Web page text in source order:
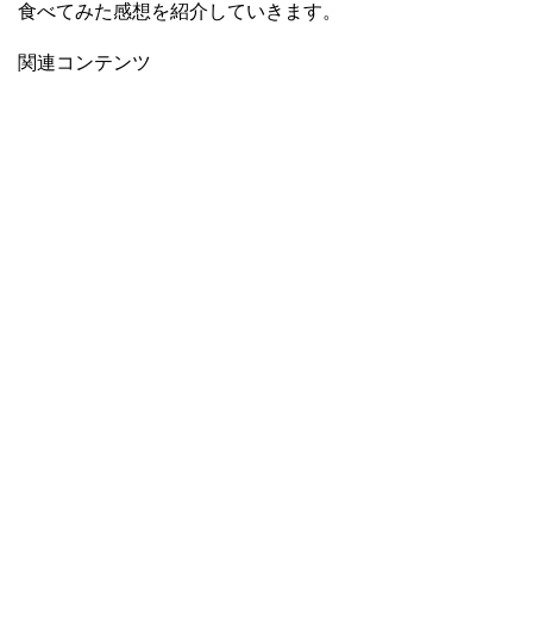
食べてみた感想を紹介していきます。
関連コンテンツ